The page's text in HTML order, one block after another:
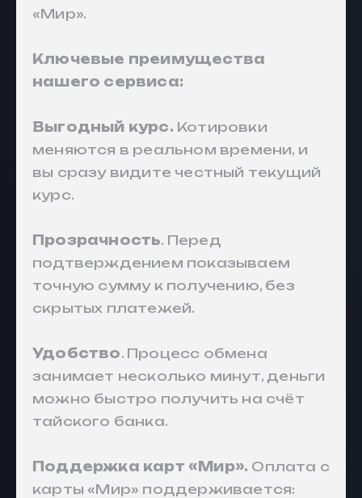
«Мир».
Ключевые преимущества
нашего сервиса:
Выгодный курс. Котировки
меняются в реальном времени, и
вы сразу видите честный текущий
курс.
Прозрачность. Перед
подтверждением показываем
точную сумму к получению, без
скрытых платежей.
Удобство. Процесс обмена
занимает несколько минут, деньги
можно быстро получить на счёт
тайского банка.
Поддержка карт «Мир». Оплата с
карты «Мир» поддерживается: